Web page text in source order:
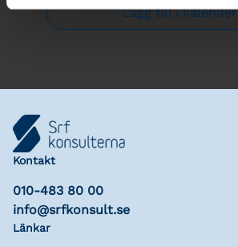
Lägg till i kalender
Kontakt
010-483 80 00
info@srfkonsult.se
Länkar